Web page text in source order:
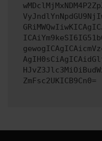
ZmFsc2UKICB9Cn0=